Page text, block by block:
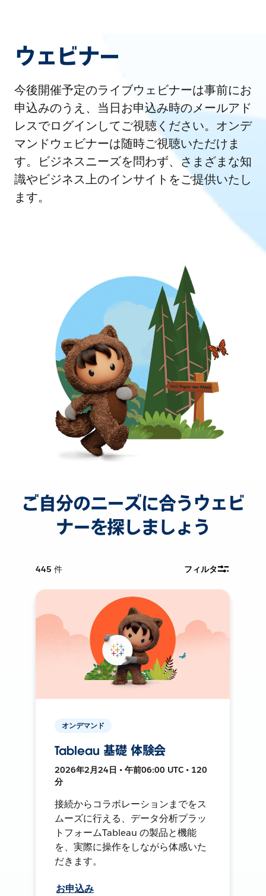
ウェビナー
今後開催予定のライブウェビナーは事前にお
申込みのうえ、当日お申込み時のメールアド
レスでログインしてご視聴ください。オンデ
マンドウェビナーは随時ご視聴いただけま
す。ビジネスニーズを問わず、さまざまな知
識やビジネス上のインサイトをご提供いたし
ます。
ご自分のニーズに合うウェビ
ナーを探しましょう
445 件 フィルタ
オンデマンド
Tableau 基礎 体験会
2026年2月24日 • 午前06:00 UTC • 120
分
接続からコラボレーションまでをス
ムーズに行える、データ分析プラッ
トフォームTableau の製品と機能
を、実際に操作をしながら体感いた
だきます。
お申込み